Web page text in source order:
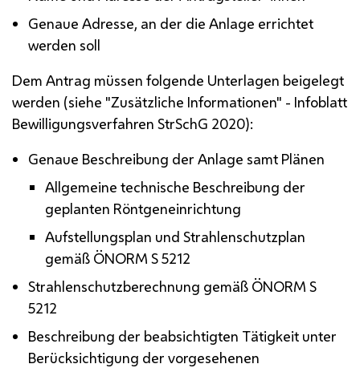
Genaue Adresse, an der die Anlage errichtet
werden soll
Dem Antrag müssen folgende Unterlagen beigelegt
werden (siehe "Zusätzliche Informationen" - Infoblatt
Bewilligungsverfahren StrSchG 2020):
Genaue Beschreibung der Anlage samt Plänen
Allgemeine technische Beschreibung der
geplanten Röntgeneinrichtung
Aufstellungsplan und Strahlenschutzplan
gemäß ÖNORM S 5212
Strahlenschutzberechnung gemäß ÖNORM S
5212
Beschreibung der beabsichtigten Tätigkeit unter
Berücksichtigung der vorgesehenen